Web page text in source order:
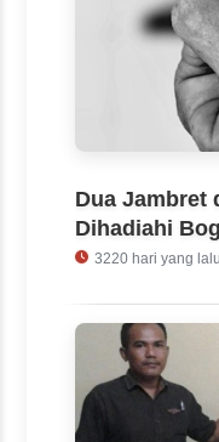
Dua Jambret
Dihadiahi
3220 hari yang